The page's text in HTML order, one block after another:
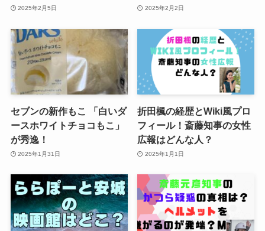
2025年2月5日 2025年2月2日
セブンの新作もこ 「白いダ
ースホワイトチョコもこ」
が秀逸！
2025年1月31日
折田楓の経歴とWiki風プロ
フィール！斎藤知事の女性
広報はどんな人？
2025年1月1日